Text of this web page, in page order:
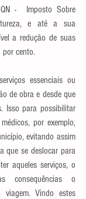
-  Imposto Sobre
e até a sua
a redução de suas
cento.
essenciais ou
de obra e desde que
Isso para possibilitar
por exemplo,
evitando assim
que se deslocar para
aqueles serviços, o
consequências o
Vindo estes